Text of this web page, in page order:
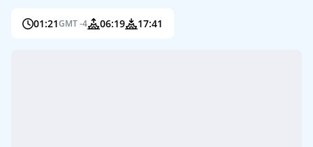
01:21GMT -4 06:19 17:41